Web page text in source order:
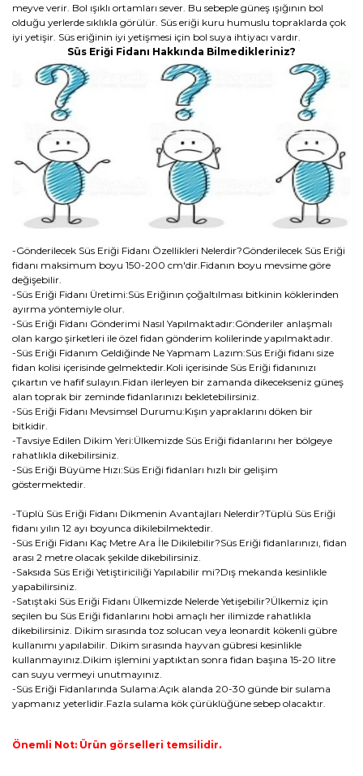
meyve verir. Bol ışıklı ortamları sever. Bu sebeple güneş ışığının bol
olduğu yerlerde sıklıkla görülür. Süs eriği kuru humuslu topraklarda çok
iyi yetişir. Süs eriğinin iyi yetişmesi için bol suya ihtiyacı vardır.
Süs Eriği Fidanı Hakkında Bilmedikleriniz?
-Gönderilecek Süs Eriği Fidanı Özellikleri Nelerdir?Gönderilecek Süs Eriği
fidanı maksimum boyu 150-200 cm'dir.Fidanın boyu mevsime göre
değişebilir.
-Süs Eriği Fidanı Üretimi:Süs Eriğinın çoğaltılması bitkinin köklerinden
ayırma yöntemiyle olur.
-Süs Eriği Fidanı Gönderimi Nasıl Yapılmaktadır:Gönderiler anlaşmalı
olan kargo şirketleri ile özel fidan gönderim kolilerinde yapılmaktadır.
-Süs Eriği Fidanım Geldiğinde Ne Yapmam Lazım:Süs Eriği fidanı size
fidan kolisi içerisinde gelmektedir.Koli içerisinde Süs Eriği fidanınızı
çıkartın ve hafif sulayın.Fidan ilerleyen bir zamanda dikecekseniz güneş
alan toprak bir zeminde fidanlarınızı bekletebilirsiniz.
-Süs Eriği Fidanı Mevsimsel Durumu:Kışın yapraklarını döken bir
bitkidir.
-Tavsiye Edilen Dikim Yeri:Ülkemizde Süs Eriği fidanlarını her bölgeye
rahatlıkla dikebilirsiniz.
-Süs Eriği Büyüme Hızı:Süs Eriği fidanları hızlı bir gelişim
göstermektedir.
-Tüplü Süs Eriği Fidanı Dikmenin Avantajları Nelerdir?Tüplü Süs Eriği
fidanı yılın 12 ayı boyunca dikilebilmektedir.
-Süs Eriği Fidanı Kaç Metre Ara İle Dikilebilir?Süs Eriği fidanlarınızı, fidan
arası 2 metre olacak şekilde dikebilirsiniz.
-Saksıda Süs Eriği Yetiştiriciliği Yapılabilir mi?Dış mekanda kesinlikle
yapabilirsiniz.
-Satıştaki Süs Eriği Fidanı Ülkemizde Nelerde Yetişebilir?Ülkemiz için
seçilen bu Süs Eriği fidanlarını hobi amaçlı her ilimizde rahatlıkla
dikebilirsiniz. Dikim sırasında toz solucan veya leonardit kökenli gübre
kullanımı yapılabilir. Dikim sırasında hayvan gübresi kesinlikle
kullanmayınız.Dikim işlemini yaptıktan sonra fidan başına 15-20 litre
can suyu vermeyi unutmayınız.
-Süs Eriği Fidanlarında Sulama:Açık alanda 20-30 günde bir sulama
yapmanız yeterlidir.Fazla sulama kök çürüklüğüne sebep olacaktır.
Önemli Not: Ürün görselleri temsilidir.